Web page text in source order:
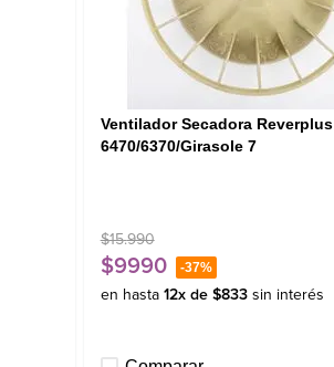
Ventilador Secadora Reverplus
6470/6370/Girasole 7
$15.990
$9990 -37%
en hasta 12x de $833 sin interés